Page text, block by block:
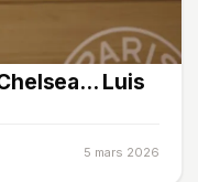
Luis
5 mars 2026